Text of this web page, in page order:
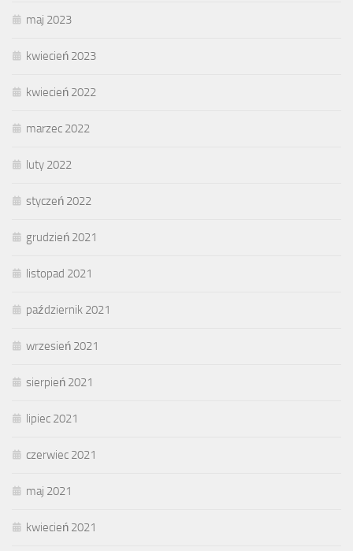
maj 2023
kwiecień 2023
kwiecień 2022
marzec 2022
luty 2022
styczeń 2022
grudzień 2021
listopad 2021
październik 2021
wrzesień 2021
sierpień 2021
lipiec 2021
czerwiec 2021
maj 2021
kwiecień 2021